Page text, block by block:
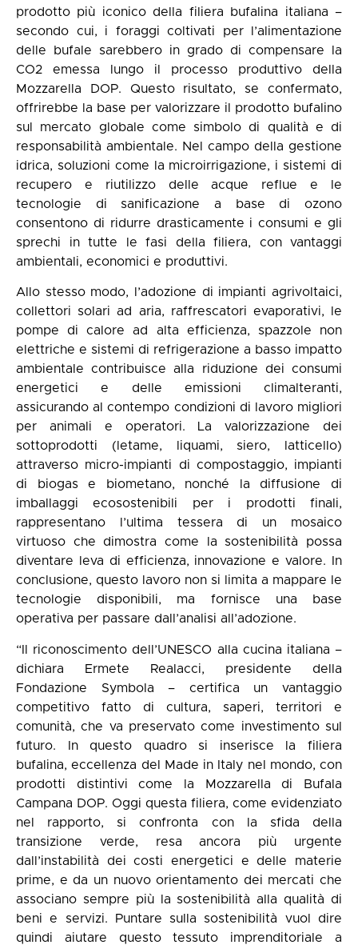
prodotto più iconico della filiera bufalina italiana –
secondo cui, i foraggi coltivati per l’alimentazione
delle bufale sarebbero in grado di compensare la
CO2 emessa lungo il processo produttivo della
Mozzarella DOP. Questo risultato, se confermato,
offrirebbe la base per valorizzare il prodotto bufalino
sul mercato globale come simbolo di qualità e di
responsabilità ambientale. Nel campo della gestione
idrica, soluzioni come la microirrigazione, i sistemi di
recupero e riutilizzo delle acque reflue e le
tecnologie di sanificazione a base di ozono
consentono di ridurre drasticamente i consumi e gli
sprechi in tutte le fasi della filiera, con vantaggi
ambientali, economici e produttivi.
Allo stesso modo, l’adozione di impianti agrivoltaici,
collettori solari ad aria, raffrescatori evaporativi, le
pompe di calore ad alta efficienza, spazzole non
elettriche e sistemi di refrigerazione a basso impatto
ambientale contribuisce alla riduzione dei consumi
energetici e delle emissioni climalteranti,
assicurando al contempo condizioni di lavoro migliori
per animali e operatori. La valorizzazione dei
sottoprodotti (letame, liquami, siero, latticello)
attraverso micro-impianti di compostaggio, impianti
di biogas e biometano, nonché la diffusione di
imballaggi ecosostenibili per i prodotti finali,
rappresentano l’ultima tessera di un mosaico
virtuoso che dimostra come la sostenibilità possa
diventare leva di efficienza, innovazione e valore. In
conclusione, questo lavoro non si limita a mappare le
tecnologie disponibili, ma fornisce una base
operativa per passare dall’analisi all’adozione.
“Il riconoscimento dell’UNESCO alla cucina italiana –
dichiara Ermete Realacci, presidente della
Fondazione Symbola – certifica un vantaggio
competitivo fatto di cultura, saperi, territori e
comunità, che va preservato come investimento sul
futuro. In questo quadro si inserisce la filiera
bufalina, eccellenza del Made in Italy nel mondo, con
prodotti distintivi come la Mozzarella di Bufala
Campana DOP. Oggi questa filiera, come evidenziato
nel rapporto, si confronta con la sfida della
transizione verde, resa ancora più urgente
dall’instabilità dei costi energetici e delle materie
prime, e da un nuovo orientamento dei mercati che
associano sempre più la sostenibilità alla qualità di
beni e servizi. Puntare sulla sostenibilità vuol dire
quindi aiutare questo tessuto imprenditoriale a